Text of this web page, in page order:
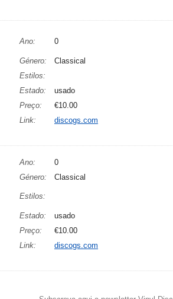
Ano: 0
Género:
Classical
Estilos:
Estado:
usado
Preço:
€10.00
Link:
discogs.com
Ano:
0
Género: Classical
Estilos:
Estado:
usado
Preço:
€10.00
Link:
discogs.com